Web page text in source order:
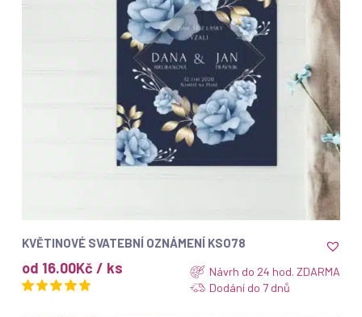
ZOBRAZIT
KVĚTINOVÉ SVATEBNÍ OZNÁMENÍ KSO78
od 16.00Kč / ks
Návrh do 24 hod. ZDARMA
Dodání do 7 dnů